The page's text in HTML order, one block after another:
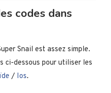
codes dans
Snail est assez simple.
ci-dessous pour utiliser les
/ Ios.